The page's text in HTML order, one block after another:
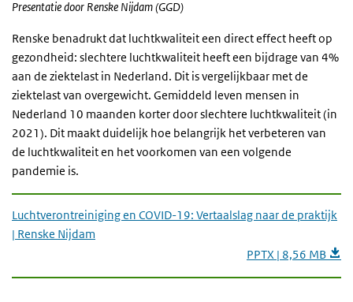
Presentatie door Renske Nijdam (GGD)
Renske benadrukt dat luchtkwaliteit een direct effect heeft op
gezondheid: slechtere luchtkwaliteit heeft een bijdrage van 4%
aan de ziektelast in Nederland. Dit is vergelijkbaar met de
ziektelast van overgewicht. Gemiddeld leven mensen in
Nederland 10 maanden korter door slechtere luchtkwaliteit (in
2021). Dit maakt duidelijk hoe belangrijk het verbeteren van
de luchtkwaliteit en het voorkomen van een volgende
pandemie is.
Luchtverontreiniging en COVID-19: Vertaalslag naar de praktijk
| Renske Nijdam
PPTX | 8,56 MB